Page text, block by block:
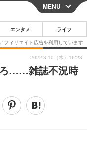
CLOSE
スマートフォン
その他
映画・ドラマ
MENU
エンタメ ライフ
ろ……雑誌不況時
2022.3.10（木）16:28